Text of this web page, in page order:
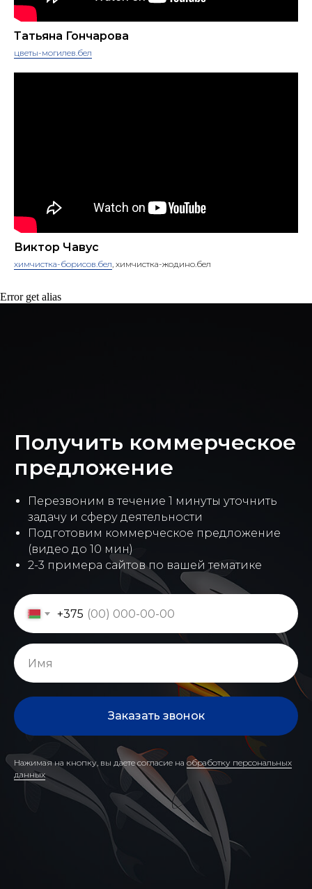
Татьяна Гончарова
цветы-могилев.бел
Виктор Чавус
химчистка-борисов.бел, химчистка-жодино.бел
Error get alias
Получить коммерческое
предложение
Перезвоним в течение 1 минуты уточнить
задачу и сферу деятельности
Подготовим коммерческое предложение
(видео до 10 мин)
2-3 примера сайтов по вашей тематике
+375
Заказать звонок
Нажимая на кнопку, вы даете согласие на обработку персональных
данных